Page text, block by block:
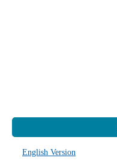
English Version